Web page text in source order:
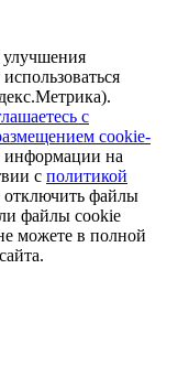
улучшения
с
cookie-
информации на
с политикой
отключить файлы
файлы cookie
можете в полной